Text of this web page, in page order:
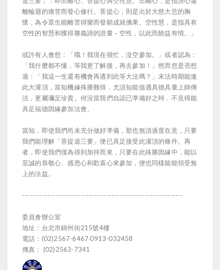
離輪迴的痛苦而發心修行。菩提心，則是出於大慈大悲的胸
懷，為令眾生能離苦得樂而發願成就佛果。空性慧，是指具有
空性的智慧和獲得勝義諦的證量－空性，以此而饒益有情。」
或許有人會想：「哦！我現在很忙，沒空參加。」或者認為：
「我什麼都不懂，等我更了解後，再去參加！」然而您是否想
過：「我這一生還有機會再遇到此等大法嗎？」末法時期能逢
此大灌頂，當知機緣殊勝難得，尤須知能值遇具德具量上師傳
法，更屬彌足珍貴。何況當我們自認已準備好之時，不見得能
具足福德因緣參加法會。
當知，即使我們尚未充分做好準備，那也無須過度在意，只要
我們能理解「菩提道三要」便已具足接受此灌頂的條件。再
者，即使我們僅為得到加持而來，只要在此殊勝因緣中，能以
至誠的恭敬心、感恩心和歡喜心來參加，便也同樣能能領受無
上的法益。
---------------------------------------------------------------
委員會辦公室
地址：台北市錦州街215號4樓
電話：(02)2567-6467‧0913-032458
傳真： (02)2563-7341